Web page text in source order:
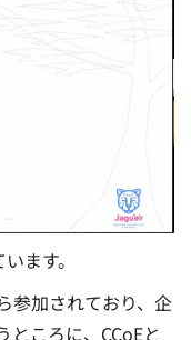
ます。
参加されており、企
ころに、CCoEと